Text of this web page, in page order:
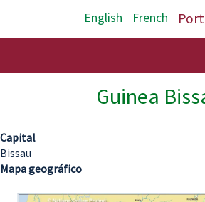
English French
Guinea
Capital
Bissau
Mapa geográfico
Imagem